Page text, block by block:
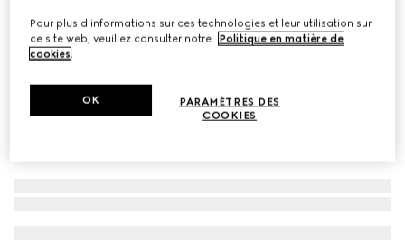
Pour plus d'informations sur ces technologies et leur utilisation sur
ce site web, veuillez consulter notre
Politique en matière de
cookies.
PARAMÈTRES DES
COOKIES
OK